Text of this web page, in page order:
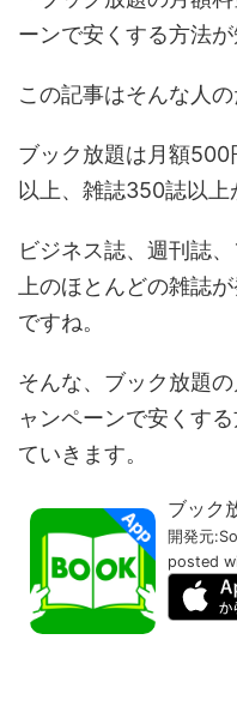
ーンで安くする方法が
この記事はそんな人
ブック放題は月額500
以上、雑誌350誌以上
ビジネス誌、週刊誌
上のほとんどの雑誌
ですね。
そんな、ブック放題
ャンペーンで安くす
ていきます。
ブック
開発元:
posted